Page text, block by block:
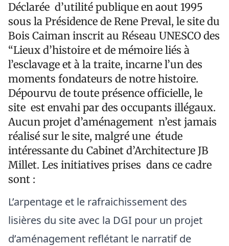
Déclarée d’utilité publique en aout 1995
sous la Présidence de Rene Preval, le site du
Bois Caiman inscrit au Réseau UNESCO des
“Lieux d’histoire et de mémoire liés à
l’esclavage et à la traite, incarne l’un des
moments fondateurs de notre histoire.
Dépourvu de toute présence officielle, le
site est envahi par des occupants illégaux.
Aucun projet d’aménagement n’est jamais
réalisé sur le site, malgré une étude
intéressante du Cabinet d’Architecture JB
Millet. Les initiatives prises dans ce cadre
sont :
L’arpentage et le rafraichissement des
lisières du site avec la DGI pour un projet
d’aménagement reflétant le narratif de